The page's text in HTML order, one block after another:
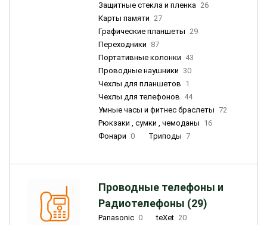
Защитные стекла и пленка 26
Карты памяти 27
Графические планшеты 29
Переходники 87
Портативные колонки 43
Проводные наушники 30
Чехлы для планшетов 1
Чехлы для телефонов 44
Умные часы и фитнес браслеты 72
Рюкзаки , сумки , чемоданы 16
Фонари 0 Триподы 7
Проводные телефоны и
Радиотелефоны (29)
Panasonic 0 teXet 20